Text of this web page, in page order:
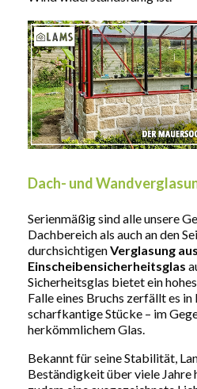
Dach- und
Serienmäßig sind alle unsere
Dachbereich als auch an den
durchsichtigenVerglasung
Einscheibensicherheitsglas
Sicherheitsglas bietet ein
Falle eines Bruchs zerfällt es in
scharfkantige Stücke – im
herkömmlichem Glas.
Bekannt für seine Stabilität,
Beständigkeit über viele Jahre